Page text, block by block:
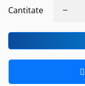
Cantitate